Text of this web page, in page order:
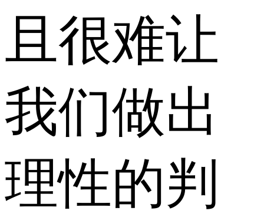
且很难让
我们做出
理性的判